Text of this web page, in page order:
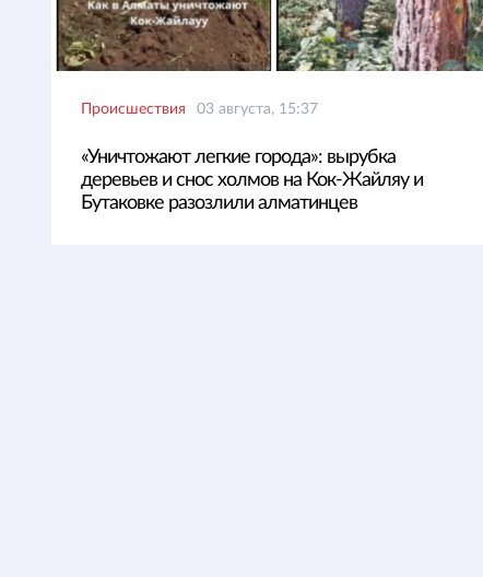
Происшествия 03 августа, 15:37
«Уничтожают легкие города»: вырубка
деревьев и снос холмов на Кок-Жайляу и
Бутаковке разозлили алматинцев